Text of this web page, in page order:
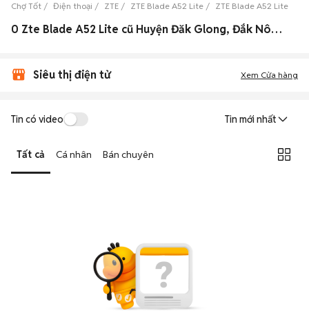
Chợ Tốt Điện thoại ZTE ZTE Blade A52 Lite ZTE Blade A52 Lite Đắk
0 Zte Blade A52 Lite cũ Huyện Đăk Glong, Đắk Nông đẹp
Siêu thị điện tử Xem Cửa hàng
Tin có video Tin mới nhất
Tất cả Cá nhân Bán chuyên